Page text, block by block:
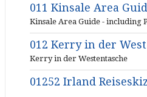
011 Kinsale Area
Kinsale Area Guide - including
012 Kerry in der
Kerry in der Westentasche
01252 Irland